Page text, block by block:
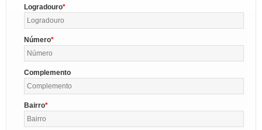
Logradouro
Número
Complemento
Bairro